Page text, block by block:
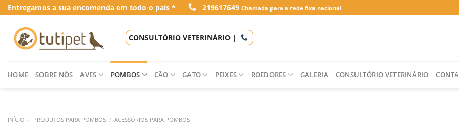
Skip
to
content
Entregamos a sua encomenda em todo o país * 219617649 Chamada para a rede fixa nacional
CONSULTÓRIO VETERINÁRIO |
HOME SOBRE NÓS AVES POMBOS CÃO GATO PEIXES ROEDORES GALERIA CONSULTÓRIO VETERINÁRIO
INÍCIO / PRODUTOS PARA POMBOS / ACESSÓRIOS PARA POMBOS